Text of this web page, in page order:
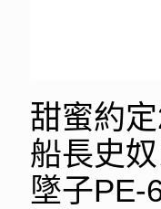
甜蜜約
船長史
墜子PE-